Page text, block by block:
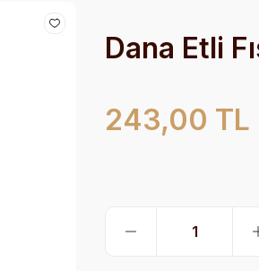
Dana Etli
243,00 TL